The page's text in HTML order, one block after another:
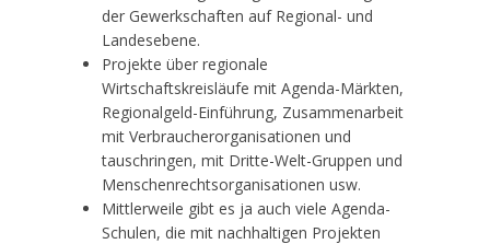
der Gewerkschaften auf Regional- und
Landesebene.
Projekte über regionale
Wirtschaftskreisläufe mit Agenda-Märkten,
Regionalgeld-Einführung, Zusammenarbeit
mit Verbraucherorganisationen und
tauschringen, mit Dritte-Welt-Gruppen und
Menschenrechtsorganisationen usw.
Mittlerweile gibt es ja auch viele Agenda-
Schulen, die mit nachhaltigen Projekten